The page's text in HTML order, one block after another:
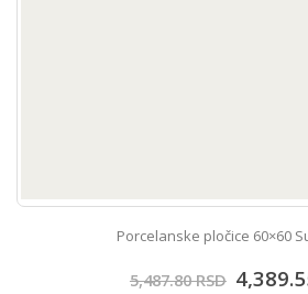
Porcelanske pločice 60×60
5,487.80RSD